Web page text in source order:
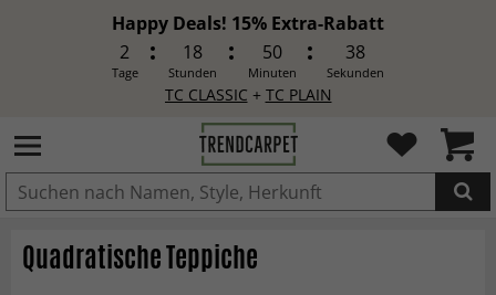
Happy Deals! 15% Extra-Rabatt
2
Tage
18
Stunden
50
Minuten
36
Sekunden
TC CLASSIC + TC PLAIN
IN DEN WARENKORB GELEGT.
Quadratische Teppiche